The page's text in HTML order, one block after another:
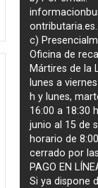
ontributaria.es.
c)
Oficina de
Mártires de la
lunes a
h y lunes,
16:00 a 18:30
junio al 15 de
horario de
cerrado por
PAGO EN
Si ya dispone